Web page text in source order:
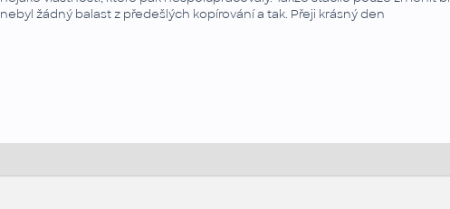
nebyl žádný balast z předešlých kopírování a tak. Přeji krásný den